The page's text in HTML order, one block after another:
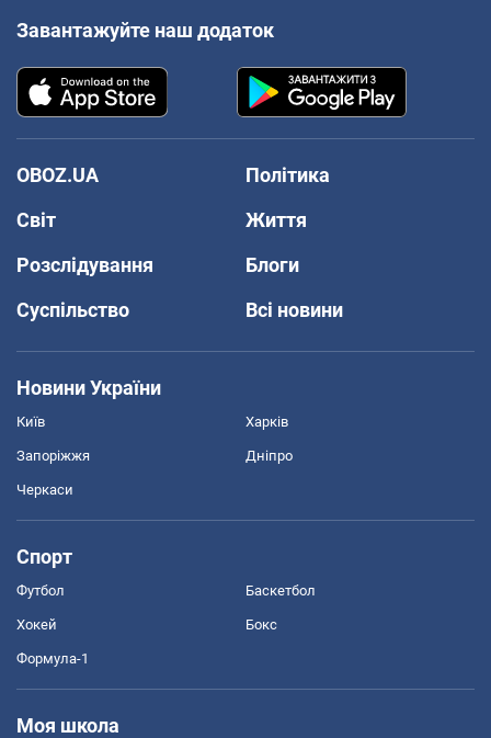
Завантажуйте наш додаток
OBOZ.UA
Політика
Світ
Життя
Розслідування
Блоги
Суспільство
Всі новини
Новини України
Київ Харків
Запоріжжя Дніпро
Черкаси
Спорт
Футбол Баскетбол
Хокей Бокс
Формула-1
Моя школа